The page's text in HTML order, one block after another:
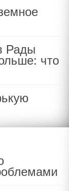
Рады
что